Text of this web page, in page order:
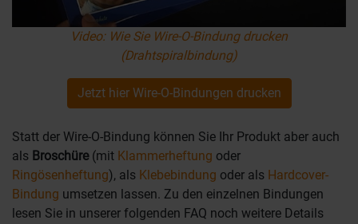
Video: Wie Sie Wire-O-Bindung drucken
(Drahtspiralbindung)
Jetzt hier Wire-O-Bindungen drucken
Statt der Wire-O-Bindung können Sie Ihr Produkt aber auch
als Broschüre(mit Klammerheftung oder
Ringösenheftung), als Klebebindung oder als Hardcover-
Bindung umsetzen lassen. Zu den einzelnen Bindungen
lesen Sie in unserer folgenden FAQ noch weitere Details